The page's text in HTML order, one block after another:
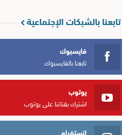
تابعنا بالشبكات الإجتماعية
فايسبوك
تابعنا بالفايسبوك
يوتوب
اشترك بقناتنا على يوتوب